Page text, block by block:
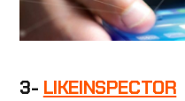
3- LIKEINSPECTOR